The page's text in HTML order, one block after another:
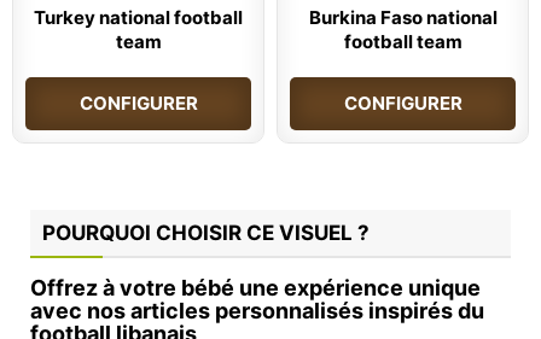
Turkey national football
team
CONFIGURER
Burkina Faso national
football team
CONFIGURER
POURQUOI CHOISIR CE VISUEL ?
Offrez à votre bébé une expérience unique
avec nos articles personnalisés inspirés du
football libanais